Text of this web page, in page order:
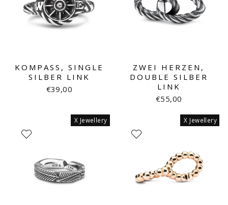
KOMPASS, SINGLE
SILBER LINK
€39,00
ZWEI HERZEN,
DOUBLE SILBER
LINK
€55,00
X Jewellery X Jewellery